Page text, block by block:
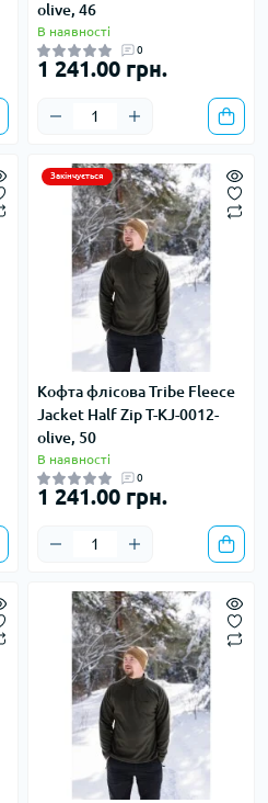
olive, 46
В наявності
0
1 241.00 грн.
Закінчується
Кофта флісова Tribe Fleece
Jacket Half Zip T-KJ-0012-
olive, 50
В наявності
0
1 241.00 грн.